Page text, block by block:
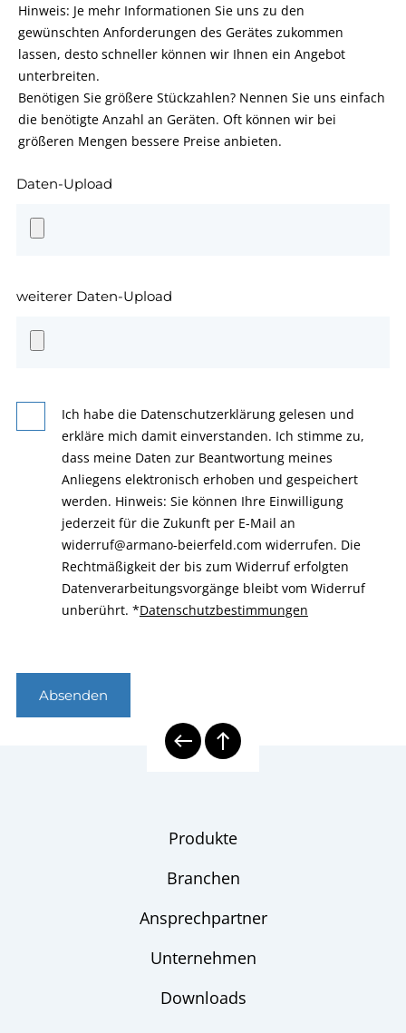
Hinweis: Je mehr Informationen Sie uns zu den
gewünschten Anforderungen des Gerätes zukommen
lassen, desto schneller können wir Ihnen ein Angebot
unterbreiten.
Benötigen Sie größere Stückzahlen? Nennen Sie uns einfach
die benötigte Anzahl an Geräten. Oft können wir bei
größeren Mengen bessere Preise anbieten.
Daten-Upload
weiterer Daten-Upload
Ich habe die Datenschutzerklärung gelesen und
erkläre mich damit einverstanden. Ich stimme zu,
dass meine Daten zur Beantwortung meines
Anliegens elektronisch erhoben und gespeichert
werden. Hinweis: Sie können Ihre Einwilligung
jederzeit für die Zukunft per E-Mail an
widerruf@armano-beierfeld.com widerrufen. Die
Rechtmäßigkeit der bis zum Widerruf erfolgten
Datenverarbeitungsvorgänge bleibt vom Widerruf
unberührt. *Datenschutzbestimmungen
Absenden
Produkte
Branchen
Ansprechpartner
Unternehmen
Downloads